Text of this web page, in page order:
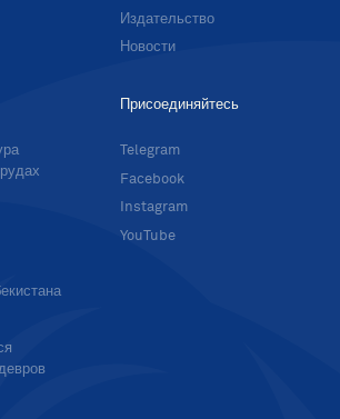
Издательство
Новости
Присоединяйтесь
Telegram
Facebook
Instagram
YouTube